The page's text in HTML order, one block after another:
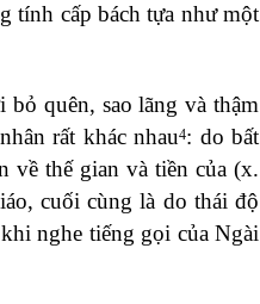
tính cấp bách tựa như một
quên, sao lãng và thậm
rất khác nhau4: do bất
về thế gian và tiền của (x.
cuối cùng là do thái độ
nghe tiếng gọi của Ngài